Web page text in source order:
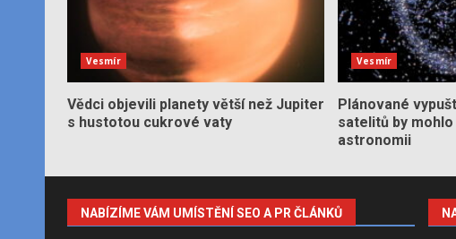
Vesmír
Vědci objevili planety větší než Jupiter
s hustotou cukrové vaty
Vesmír
Plánované
satelitů by
astronomii
NABÍZÍME VÁM UMÍSTĚNÍ SEO A PR ČLÁNKŮ